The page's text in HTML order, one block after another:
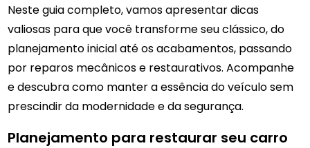
Neste guia completo, vamos apresentar dicas
valiosas para que você transforme seu clássico, do
planejamento inicial até os acabamentos, passando
por reparos mecânicos e restaurativos. Acompanhe
e descubra como manter a essência do veículo sem
prescindir da modernidade e da segurança.
Planejamento para restaurar seu carro